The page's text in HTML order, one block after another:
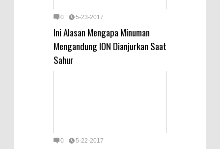
0 5-23-2017
Ini Alasan Mengapa Minuman
Mengandung ION Dianjurkan Saat
Sahur
0 5-22-2017